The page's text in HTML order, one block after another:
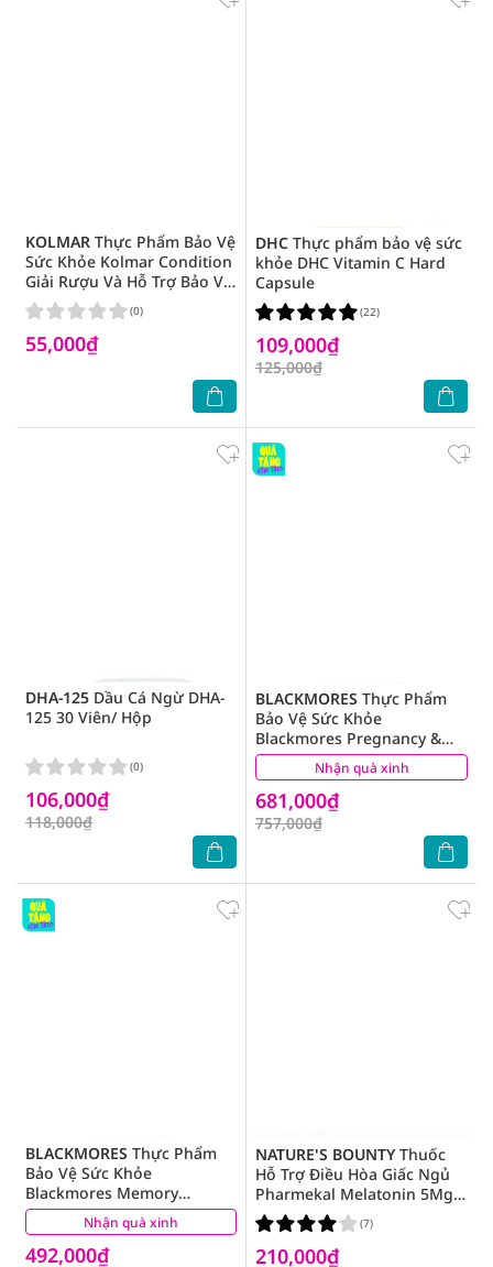
KOLMAR Thực Phẩm Bảo Vệ
Sức Khỏe Kolmar Condition
Giải Rượu Và Hỗ Trợ Bảo Vệ
Gan 100ml
55,000₫
(0)
DHC Thực phẩm bảo vệ sức
khỏe DHC Vitamin C Hard
Capsule
109,000₫
125,000₫
(22)
DHA-125 Dầu Cá Ngừ DHA-
125 30 Viên/ Hộp
106,000₫
118,000₫
(0) Nhận quà xinh
BLACKMORES Thực Phẩm
Bảo Vệ Sức Khỏe
Blackmores Pregnancy &
Breast-Feeding Gold Cung
Cấp Vitamin Cho Phụ Nữ
Mang Thai 60 Viên
681,000₫
757,000₫
(3)
Nhận quà xinh
BLACKMORES Thực Phẩm
Bảo Vệ Sức Khỏe
Blackmores Memory
Support Ginkgoforte Hỗ Trợ
Trí Não 40 Viên
492,000₫
(1)
NATURE'S BOUNTYThuốc
Hỗ Trợ Điều Hòa Giấc Ngủ
Pharmekal Melatonin 5Mg
60 Viên
210,000₫
(7)